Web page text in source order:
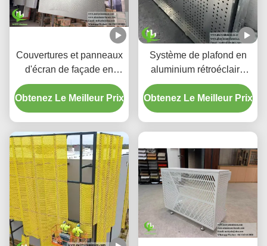
Couvertures et panneaux
d'écran de façade en
aluminium perforé à
dégradé personnalisé
Obtenez Le Meilleur Prix
Système de plafond en
aluminium rétroéclairé
perforé personnalisé avec
boîtier LED intégré et
motifs de découpe laser
Obtenez Le Meilleur Prix